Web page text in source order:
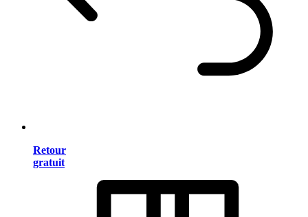
Retour
gratuit